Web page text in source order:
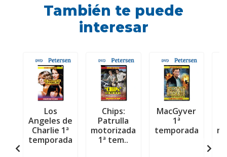
También te puede
interesar
Los
Angeles de
Charlie 1ª
temporada
Chips:
Patrulla
motorizada
1ª tem..
MacGyver
1ª
temporada